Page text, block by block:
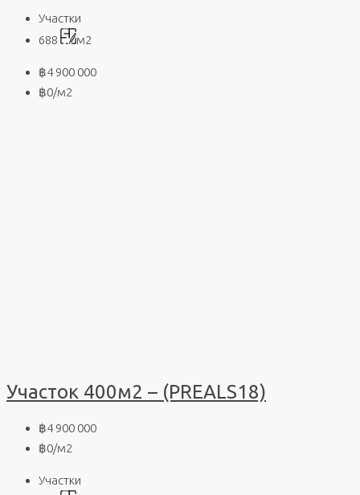
Участки
688
м2
฿4 900 000
฿0/м2
Участок 400м2 – (PREALS18)
฿4 900 000
฿0/м2
Участки